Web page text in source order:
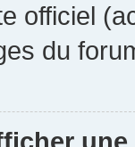
officiel
du